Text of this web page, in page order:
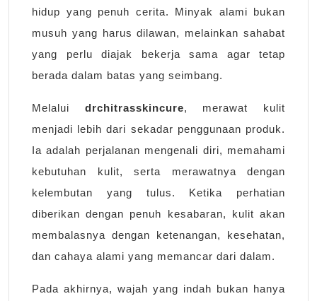
hidup yang penuh cerita. Minyak alami bukan
musuh yang harus dilawan, melainkan sahabat
yang perlu diajak bekerja sama agar tetap
berada dalam batas yang seimbang.
Melalui drchitrasskincure, merawat kulit
menjadi lebih dari sekadar penggunaan produk.
Ia adalah perjalanan mengenali diri, memahami
kebutuhan kulit, serta merawatnya dengan
kelembutan yang tulus. Ketika perhatian
diberikan dengan penuh kesabaran, kulit akan
membalasnya dengan ketenangan, kesehatan,
dan cahaya alami yang memancar dari dalam.
Pada akhirnya, wajah yang indah bukan hanya